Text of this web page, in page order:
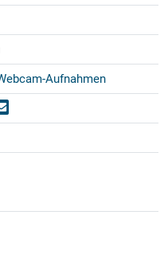
Aufnahmen